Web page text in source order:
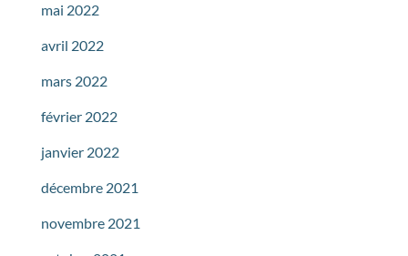
mai 2022
avril 2022
mars 2022
février 2022
janvier 2022
décembre 2021
novembre 2021